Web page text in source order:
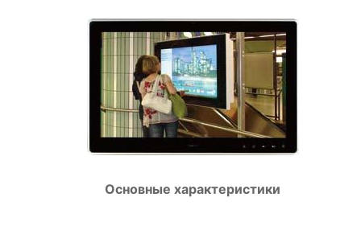
Основные характеристики